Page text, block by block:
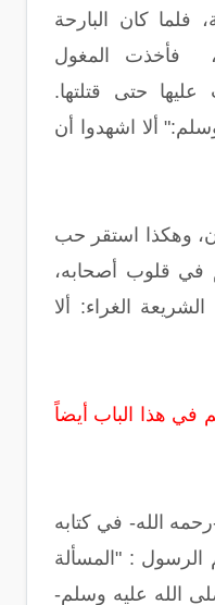
فلما كان البارحة
‏فأخذت‏ ‏المغول
حتى قتلتها.
‏ألا اشهدوا أن
وهكذا استقر حب
في قلوب أصحابه،
الغراء: ألا
في هذا الباب أيضاً
الله- في كتابه
الرسول : "المسألة
الله عليه وسلم-